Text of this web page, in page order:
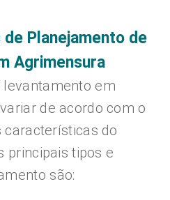
Planejamento de
Agrimensura
em
de acordo com o
do
principais tipos e
são: